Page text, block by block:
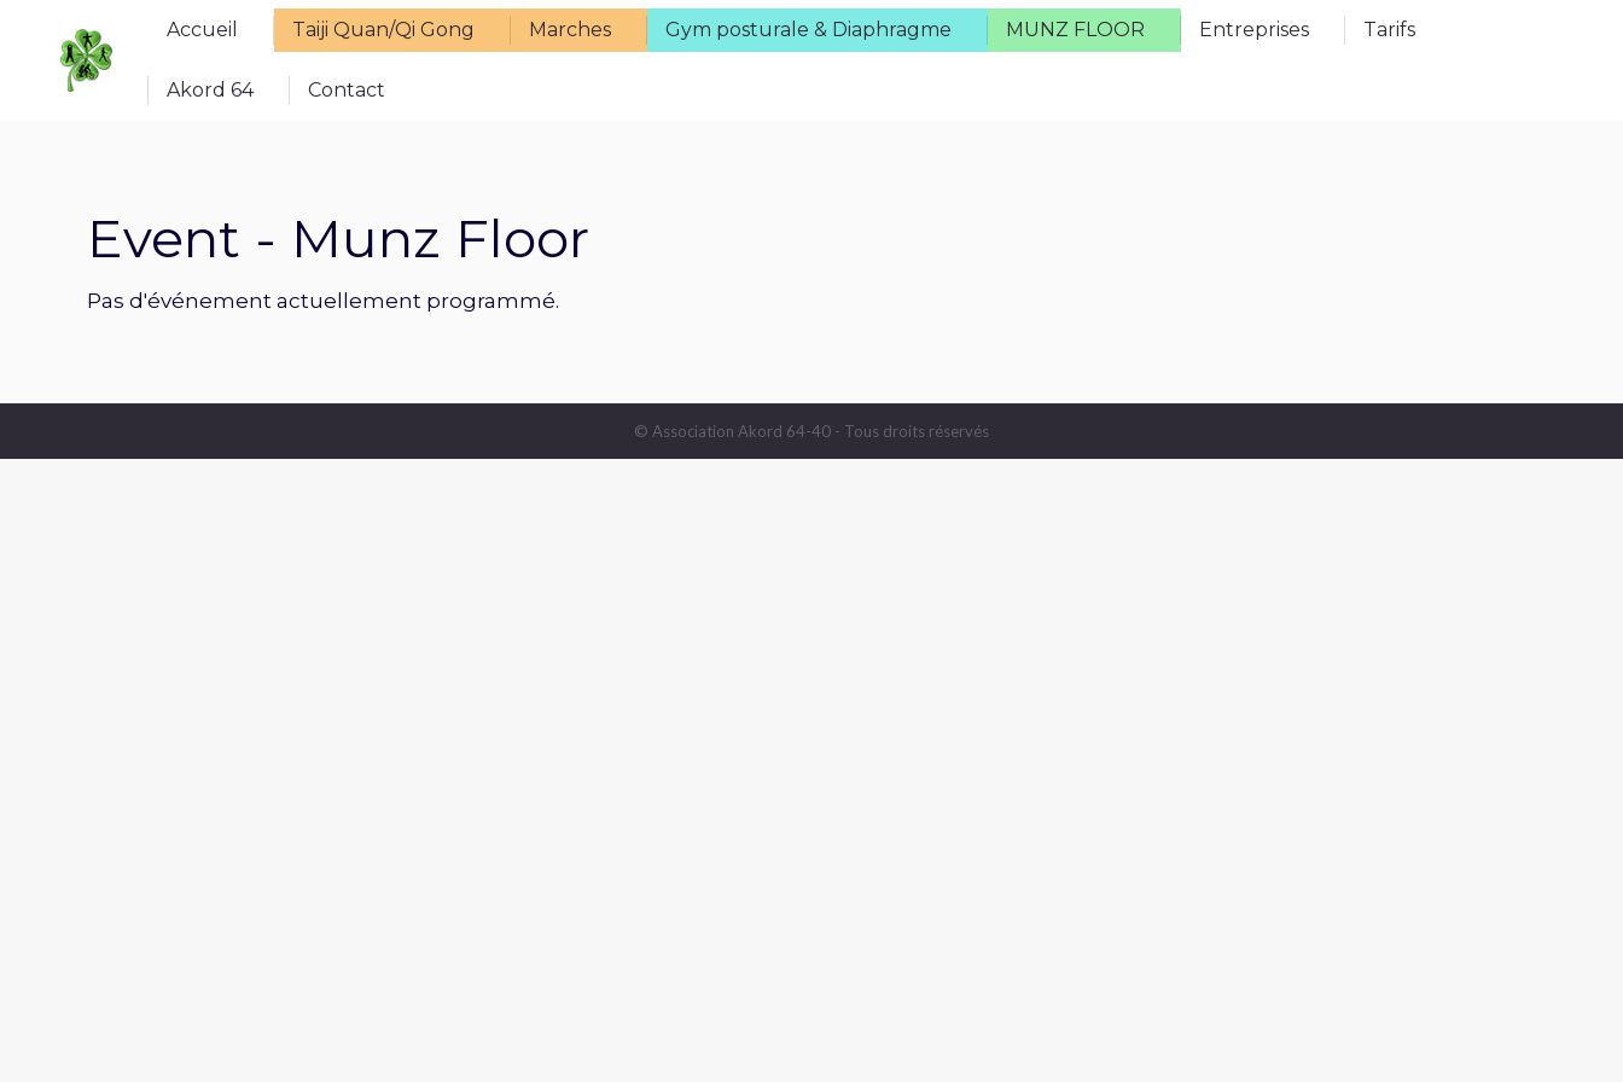
Accueil Taiji Quan/Qi Gong Marches Gym posturale & Diaphragme MUNZ FLOOR Entreprises Tarifs
Akord 64 Contact
Event - Munz Floor
Pas d'événement actuellement programmé.
© Association Akord 64-40 - Tous droits réservés
Accueil Taiji Quan/Qi Gong Marches Gym posturale & Diaphragme MUNZ FLOOR Entreprises
Tarifs